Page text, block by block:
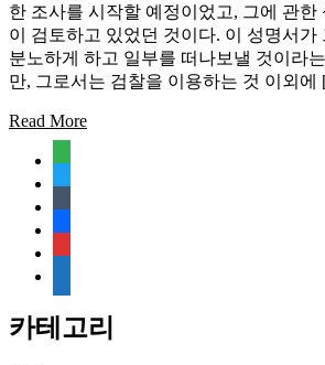
한 조사를 시작할 예정이었고, 그에 관한
이 검토하고 있었던 것이다. 이 성명서가
분노하게 하고 일부를 떠나보낼 것이라
만, 그로서는 검찰을 이용하는 것 이외
Read More
document
카테고리